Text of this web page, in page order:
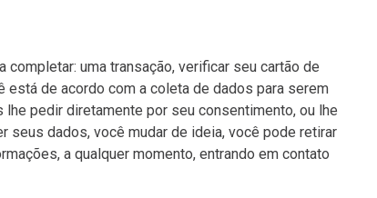
uma transação, verificar seu cartão de
está de acordo com a coleta de dados para serem
pedir diretamente por seu consentimento, ou lhe
seus dados, você mudar de ideia, você pode retirar
a qualquer momento, entrando em contato